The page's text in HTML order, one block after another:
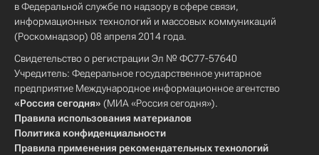
в Федеральной службе по надзору в сфере связи,
информационных технологий и массовых коммуникаций
(Роскомнадзор) 08 апреля 2014 года.
Свидетельство о регистрации Эл № ФС77-57640
Учредитель: Федеральное государственное унитарное
предприятие Международное информационное агентство
«Россия сегодня» (МИА «Россия сегодня»).
Правила использования материалов
Политика конфиденциальности
Правила применения рекомендательных технологий